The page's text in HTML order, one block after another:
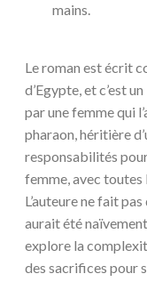
mains.
Le roman est écrit
d’Egypte, et c’est
par une femme qui
pharaon, héritière
responsabilités
femme, avec toutes
L’auteure ne fait
aurait été
explore la
des sacrifices pour